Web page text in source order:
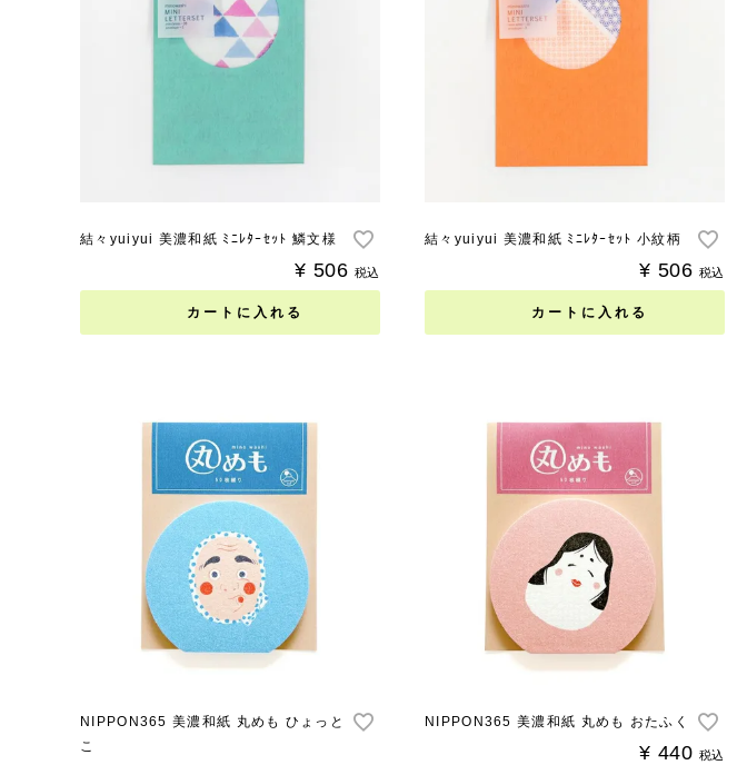
結々yuiyui 美濃和紙 ﾐﾆﾚﾀｰｾｯﾄ 鱗文様
カートに入れる
¥ 506 税込
結々yuiyui 美濃和紙 ﾐﾆﾚﾀｰｾｯﾄ 小紋柄
カートに入れる
¥ 506 税込
NIPPON365 美濃和紙 丸めも ひょっと
こ
NIPPON365 美濃和紙 丸めも おたふく
¥ 440 税込